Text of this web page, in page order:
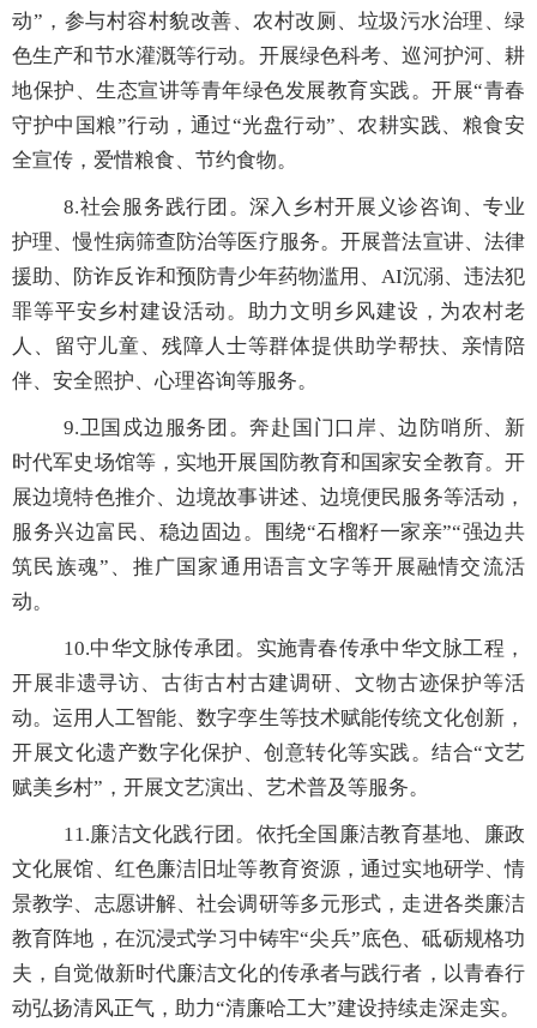
动”， 参与村容村貌改善、农村改厕、垃圾污水治理、绿
色生产和节水灌溉等行动。开展绿色科考、巡河护河、耕
地保护、生态宣讲等青年绿色发展教育实践。 开展“青春
守护中国粮”行动，通过“光盘行动”、农耕实践、粮食安
全宣传 ，爱惜粮食、节约食物。
8.社会服务践行团。深入乡村开展义诊咨询、专业
护理、慢性病筛查防治等医疗服务。开展普法宣讲、法律
援助、防诈反诈和预防青少年药物滥用、 AI沉溺、违法犯
罪等平安乡村建设活动。助力文明乡风建设，为农村老
人、留守儿童、残障人士等群体提供助学帮扶、亲情陪
伴、安全照护、心理咨询等服务。
9.卫国戍边服务团。奔赴国门口岸、边防哨所、新
时代军史场馆等，实地开展国防教育和国家安全教育。开
展边境特色推介、边境故事讲述、边境便民服务等活动，
服务兴边富民、稳边固边。围绕“石榴籽一家亲”“强边共
筑民族魂” 、推广国家通用语言文字等开展融情交流活
动。
10.中华文脉传承团。实施青春传承中华文脉工程，
开展非遗寻访、古街古村古建调研、文物古迹保护等活
动。运用人工智能、数字孪生等技术赋能传统文化创新，
开展文化遗产数字化保护、创意转化等实践。结合“文艺
赋美乡村” ，开展文艺演出、艺术普及等服务。
11.廉洁文化践行团。依托全国廉洁教育基地、廉政
文化展馆、红色廉洁旧址等教育资源，通过实地研学、情
景教学、志愿讲解、社会调研等多元形式，走进各类廉洁
教育阵地，在沉浸式学习中铸牢“尖兵”底色、砥砺规格功
夫，自觉做新时代廉洁文化的传承者与践行者，以青春行
动弘扬清风正气，助力“清廉哈工大”建设持续走深走实。